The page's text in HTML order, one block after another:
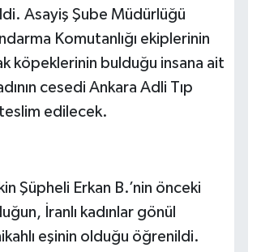
Asayiş Şube Müdürlüğü
Komutanlığı ekiplerinin
köpeklerinin bulduğu insana ait
cesedi Ankara Adli Tıp
edilecek.
Şüpheli Erkan B.’nin önceki
İranlı kadınlar gönül
eşinin olduğu öğrenildi.